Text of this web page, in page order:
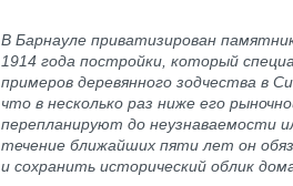
В Барнауле приватизирован
1914 года постройки, который
примеров деревянного зодчества в
что в несколько раз ниже его
перепланируют до неузнаваемости
течение ближайших пяти лет он
и сохранить исторический облик